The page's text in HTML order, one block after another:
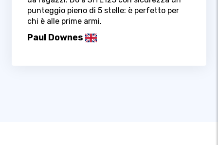
punteggio pieno di 5 stelle: è perfetto per
chi è alle prime armi.
Paul Downes